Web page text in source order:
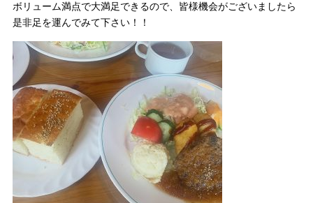
ボリューム満点で大満足できるので、皆様機会がございましたら
是非足を運んでみて下さい！！